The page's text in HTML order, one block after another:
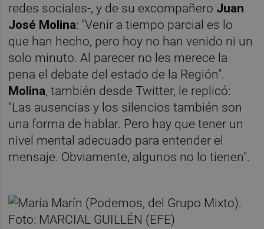
redes sociales-, y de su excompañero Juan
José Molina: "Venir a tiempo parcial es lo
que han hecho, pero hoy no han venido ni un
solo minuto. Al parecer no les merece la
pena el debate del estado de la Región".
Molina, también desde Twitter, le replicó:
"Las ausencias y los silencios también son
una forma de hablar. Pero hay que tener un
nivel mental adecuado para entender el
mensaje. Obviamente, algunos no lo tienen".